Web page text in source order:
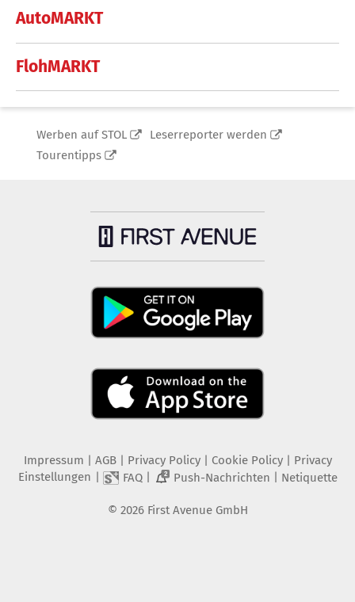
AutoMARKT
FlohMARKT
Werben auf STOL
Leserreporter werden
Tourentipps
Impressum AGB Privacy Policy| Cookie Policy| Privacy
Einstellungen
FAQ| 2 Push-Nachrichten Netiquette
© 2026 First Avenue GmbH